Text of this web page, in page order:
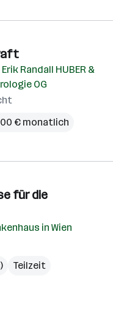
Randall HUBER &
OG
€ monatlich
für die
in Wien
Teilzeit